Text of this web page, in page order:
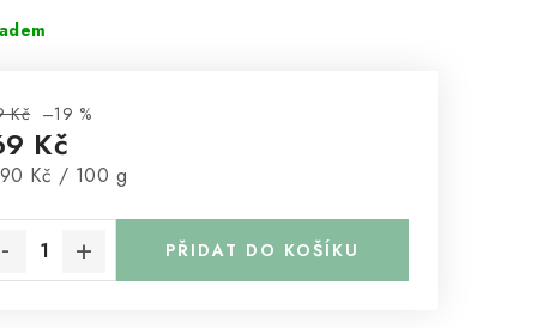
Kč –19 %
Kč
cena:
Kč / 100 g
PŘIDAT DO KOŠÍKU